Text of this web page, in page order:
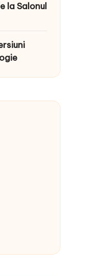
la Salonul